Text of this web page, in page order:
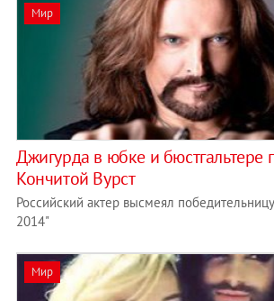
Мир
Джигурда в юбке и бюстгальтере
Кончитой Вурст
Российский актер высмеял
2014"
Мир